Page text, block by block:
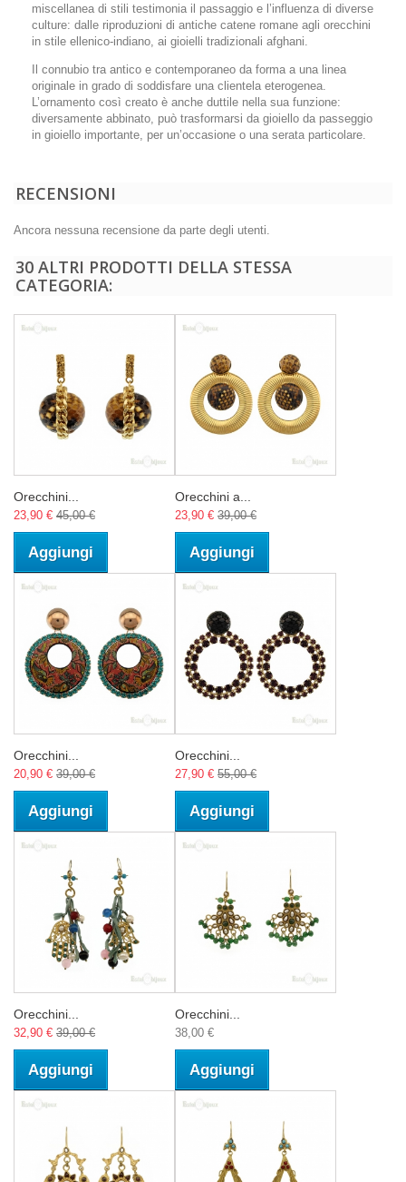
miscellanea di stili testimonia il passaggio e l’influenza di diverse
culture: dalle riproduzioni di antiche catene romane agli orecchini
in stile ellenico-indiano, ai gioielli tradizionali afghani.
Il connubio tra antico e contemporaneo da forma a una linea
originale in grado di soddisfare una clientela eterogenea.
L’ornamento così creato è anche duttile nella sua funzione:
diversamente abbinato, può trasformarsi da gioiello da passeggio
in gioiello importante, per un’occasione o una serata particolare.
RECENSIONI
Ancora nessuna recensione da parte degli utenti.
30 ALTRI PRODOTTI DELLA STESSA
CATEGORIA:
Orecchini...
23,90 € 45,00 €
Aggiungi
Orecchini a...
23,90 € 39,00 €
Aggiungi
Orecchini...
20,90 € 39,00 €
Aggiungi
Orecchini...
27,90 € 55,00 €
Aggiungi
Orecchini...
32,90 € 39,00 €
Aggiungi
Orecchini...
38,00 €
Aggiungi